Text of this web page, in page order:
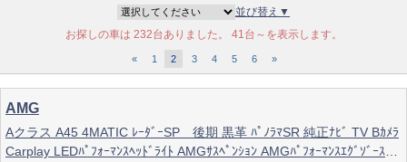
並び替え▼
お探しの車は 232台ありました。 41台～を表示します。
« 1 2 3 4 5 6 »
AMG
Aクラス A45 4MATIC ﾚｰﾀﾞｰSP 後期 黒革 ﾊﾟﾉﾗﾏSR 純正ﾅﾋﾞ TV Bｶﾒﾗ
Carplay LEDﾊﾟﾌｫｰﾏﾝｽﾍｯﾄﾞﾗｲﾄ AMGｻｽﾍﾟﾝｼｮﾝ AMGﾊﾟﾌｫｰﾏﾝｽｴｸﾞｿﾞｰｽﾄ